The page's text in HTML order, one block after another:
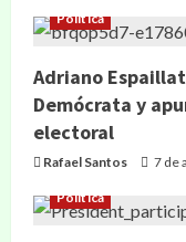
Política
Adriano
Demócrata y
electoral
Rafael Santos 7 de
Política